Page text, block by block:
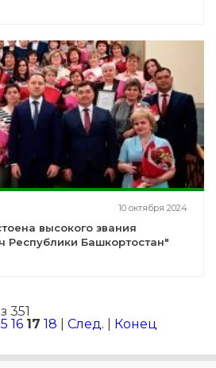
10 октября 2024
высокого звания
Республики Башкортостан"
351
16 17 18 След. Конец